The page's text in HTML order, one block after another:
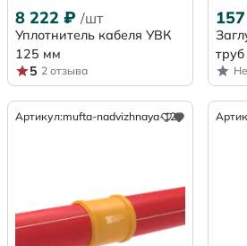
8 222 ₽ /шт
Уплотнитель кабеля УВК
125 мм
5 2 отзыва
157
Артикул:mufta-nadvizhnaya-125